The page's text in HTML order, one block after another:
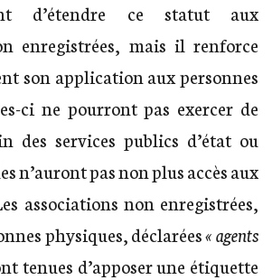
d’étendre ce statut aux
enregistrées, mais il renforce
son application aux personnes
ci ne pourront pas exercer de
des services publics d’état ou
n’auront pas non plus accès aux
associations non enregistrées,
physiques, déclarées« agents
tenues d’apposer une étiquette